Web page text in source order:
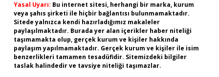
Yasal Uyarı: Bu internet sitesi, herhangi bir marka, kurum
veya şahıs şirketi ile hiçbir bağlantısı bulunmamaktadır.
Sitede yalnızca kendi hazırladığımız makaleler
paylaşılmaktadır. Burada yer alan içerikler haber niteliği
taşımamakta olup, gerçek kurum ve kişiler hakkında
paylaşım yapılmamaktadır. Gerçek kurum ve kişiler ile isim
benzerlikleri tamamen tesadüfidir. Sitemizdeki bilgiler
taslak halindedir ve tavsiye niteliği taşımazlar.